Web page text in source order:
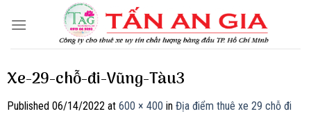
Xe-29-chỗ-đi-Vũng-Tàu3
Published 06/14/2022 at 600 × 400 in Địa điểm thuê xe 29 chỗ đi